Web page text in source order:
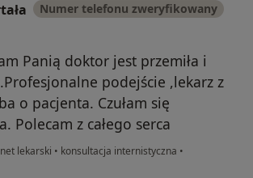
Numer telefonu zweryfikowany
Panią doktor jest przemiła i
podejście ,lekarz z
o pacjenta. Czułam się
Polecam z całego serca
lekarski • konsultacja internistyczna •
Fertała